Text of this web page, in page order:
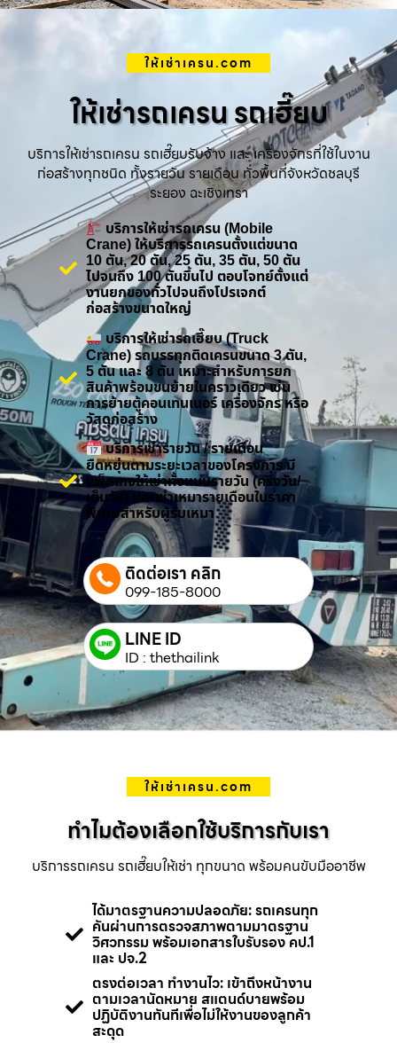
ให้เช่าเครน.com
ให้เช่ารถเครน รถเฮี๊ยบ
บริการให้เช่ารถเครน รถเฮี๊ยบรับจ้าง และ เครื่องจักรที่ใช้ในงาน
ก่อสร้างทุกชนิด ทั้งรายวัน รายเดือน ทั่วพื้นที่จังหวัดชลบุรี
ระยอง ฉะเชิงเทรา
บริการให้เช่ารถเครน (Mobile
Crane) ให้บริการรถเครนตั้งแต่ขนาด
10 ตัน, 20 ตัน, 25 ตัน, 35 ตัน, 50 ตัน
ไปจนถึง 100 ตันขึ้นไป ตอบโจทย์ตั้งแต่
งานยกของทั่วไปจนถึงโปรเจกต์
ก่อสร้างขนาดใหญ่
บริการให้เช่ารถเฮี๊ยบ (Truck
Crane) รถบรรทุกติดเครนขนาด 3 ตัน,
5 ตัน และ 8 ตัน เหมาะสำหรับการยก
สินค้าพร้อมขนย้ายในคราวเดียว เช่น
การย้ายตู้คอนเทนเนอร์ เครื่องจักร หรือ
วัสดุก่อสร้าง
บริการเช่ารายวัน / รายเดือน
ยืดหยุ่นตามระยะเวลาของโครงการ มี
แพ็กเกจให้เช่าทั้งแบบรายวัน (ครึ่งวัน/
เต็มวัน) และเช่าเหมารายเดือนในราคา
พิเศษสำหรับผู้รับเหมา
ติดต่อเรา คลิก
099-185-8000
LINE ID
ID : thethailink
ให้เช่าเครน.com
ทำไมต้องเลือกใช้บริการกับเรา
บริการรถเครน รถเฮี๊ยบให้เช่า ทุกขนาด พร้อมคนขับมืออาชีพ
ได้มาตรฐานความปลอดภัย: รถเครนทุก
คันผ่านการตรวจสภาพตามมาตรฐาน
วิศวกรรม พร้อมเอกสารใบรับรอง คป.1
และ ปจ.2
ตรงต่อเวลา ทำงานไว: เข้าถึงหน้างาน
ตามเวลานัดหมาย สแตนด์บายพร้อม
ปฏิบัติงานทันทีเพื่อไม่ให้งานของลูกค้า
สะดุด